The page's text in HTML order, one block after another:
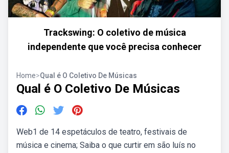
Trackswing: O coletivo de música
independente que você precisa conhecer
Home>Qual é O Coletivo De Músicas
Qual é O Coletivo De Músicas
Web1 de 14 espetáculos de teatro, festivais de
música e cinema; Saiba o que curtir em são luís no